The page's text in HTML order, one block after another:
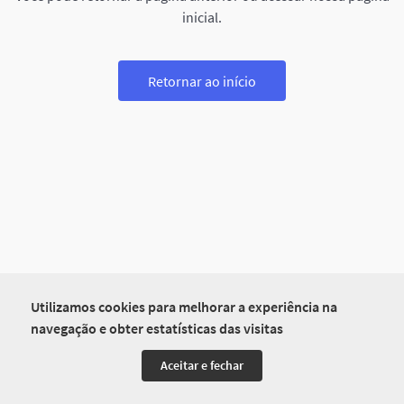
Utilizamos cookies para melhorar a experiência na
navegação e obter estatísticas das visitas
Aceitar e fechar
inicial.
Retornar ao início